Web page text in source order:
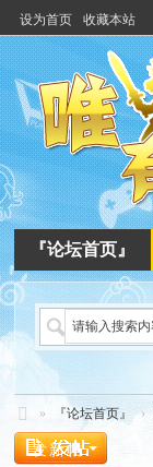
设为首页 收藏本站
『论坛首页』
唯
» 『论坛首页』 ›
发新帖